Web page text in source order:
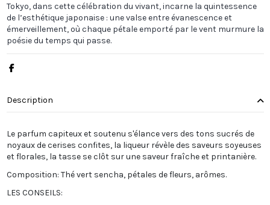
Tokyo, dans cette célébration du vivant, incarne la quintessence
de l’esthétique japonaise : une valse entre évanescence et
émerveillement, où chaque pétale emporté par le vent murmure la
poésie du temps qui passe.
Description
Le parfum capiteux et soutenu s'élance vers des tons sucrés de
noyaux de cerises confites, la liqueur révèle des saveurs soyeuses
et florales, la tasse se clôt sur une saveur fraîche et printanière.
Composition: Thé vert sencha, pétales de fleurs, arômes.
LES CONSEILS: